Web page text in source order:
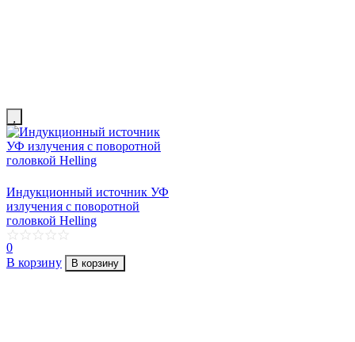
Индукционный источник УФ
излучения с поворотной
головкой Helling
0
В корзину
В корзину